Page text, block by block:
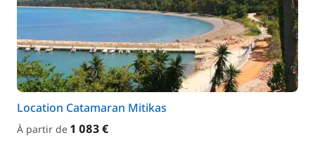
Location Catamaran Mitikas
À partir de 1 083 €